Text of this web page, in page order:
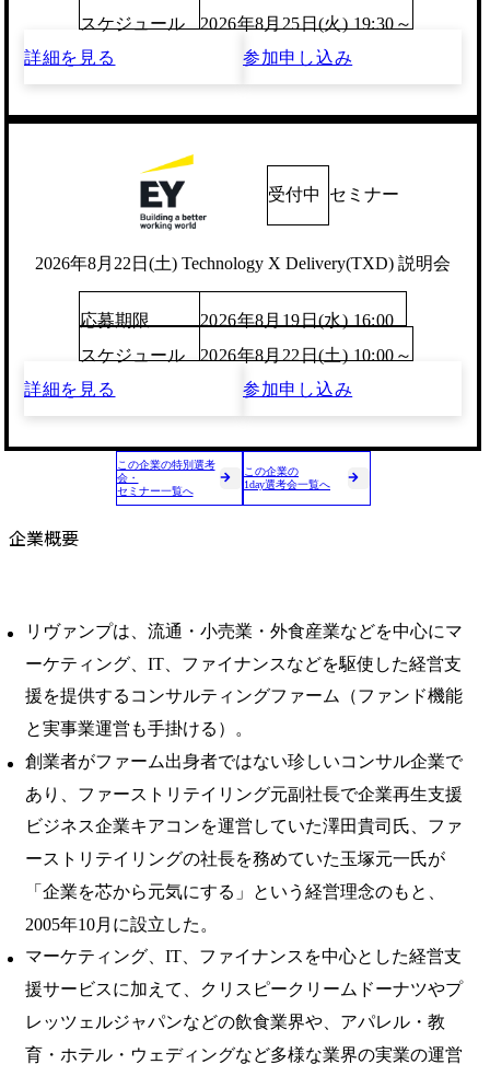
スケジュール
2026年8月25日(火) 19:30～
詳細を見る
参加申し込み
受付中 セミナー
2026年8月22日(土) Technology X Delivery(TXD) 説明会
応募期限
2026年8月19日(水) 16:00
スケジュール
2026年8月22日(土) 10:00～
詳細を見る
参加申し込み
この企業の特別選考
会・
セミナー一覧へ
この企業の
1day選考会一覧へ
企業概要
リヴァンプは、流通・小売業・外食産業などを中心にマ
ーケティング、IT、ファイナンスなどを駆使した経営支
援を提供するコンサルティングファーム（ファンド機能
と実事業運営も手掛ける）。
創業者がファーム出身者ではない珍しいコンサル企業で
あり、ファーストリテイリング元副社長で企業再生支援
ビジネス企業キアコンを運営していた澤田貴司氏、ファ
ーストリテイリングの社長を務めていた玉塚元一氏が
「企業を芯から元気にする」という経営理念のもと、
2005年10月に設立した。
マーケティング、IT、ファイナンスを中心とした経営支
援サービスに加えて、クリスピークリームドーナツやプ
レッツェルジャパンなどの飲食業界や、アパレル・教
育・ホテル・ウェディングなど多様な業界の実業の運営